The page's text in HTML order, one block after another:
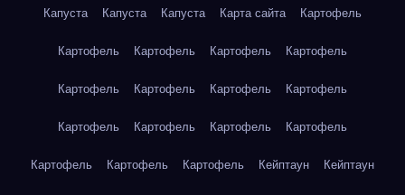
Капуста Капуста Капуста Карта сайта Картофель
Картофель Картофель Картофель Картофель
Картофель Картофель Картофель Картофель
Картофель Картофель Картофель Картофель
Картофель Картофель Картофель Кейптаун Кейптаун